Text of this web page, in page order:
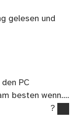
gelesen und
PC
besten wenn….
?